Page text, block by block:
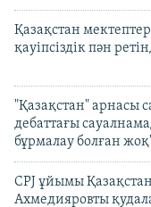
Қазақстан
қауіпсіздік пән
"Қазақстан" арнасы
дебаттағы
бұрмалау болған
CPJ ұйымы
Ахмедияровты